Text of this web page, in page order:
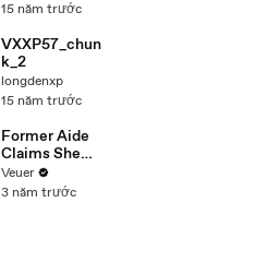
15 năm trước
VXXP57_chun
k_2
longdenxp
15 năm trước
Former Aide
Claims She
Was Asked to
Make a ‘Hit
Veuer
3 năm trước